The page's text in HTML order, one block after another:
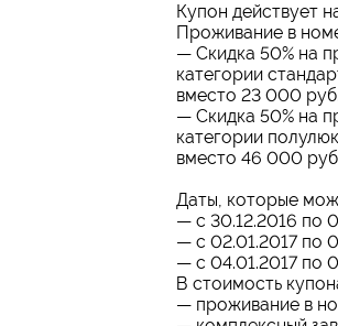
Купон действует
Проживание в
— Скидка 50% на
категории
вместо 23 000
— Скидка 50% на
категории
вместо 46 000
Даты, которые
— с 30.12.2016 по
— с 02.01.2017 по
— с 04.01.2017 по
В стоимость
— проживание в